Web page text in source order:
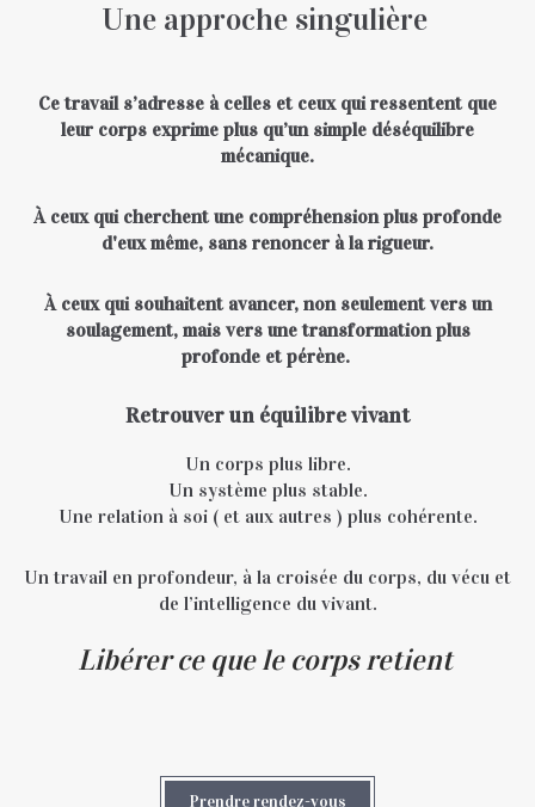
Une approche singulière
Ce travail s’adresse à celles et ceux qui ressentent que
leur corps exprime plus qu’un simple déséquilibre
mécanique.
À ceux qui cherchent une compréhension plus profonde
d'eux même, sans renoncer à la rigueur.
À ceux qui souhaitent avancer, non seulement vers un
soulagement, mais vers une transformation plus
profonde et pérène.
Retrouver un équilibre vivant
Un corps plus libre.
Un système plus stable.
Une relation à soi ( et aux autres ) plus cohérente.
Un travail en profondeur, à la croisée du corps, du vécu et
de l’intelligence du vivant.
Libérer ce que le corps retient
Prendre rendez-vous